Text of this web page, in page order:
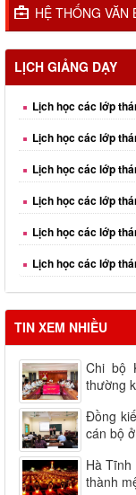
HỆ THỐNG VĂN
LỊCH GIẢNG DẠY
Lịch học các lớp
Lịch học các lớp
Lịch học các lớp
Lịch học các lớp
Lịch học các lớp
Lịch học các lớp
TIN XEM NHIỀU
Chi bộ
thường
Đồng
cán bộ
Hà
thành